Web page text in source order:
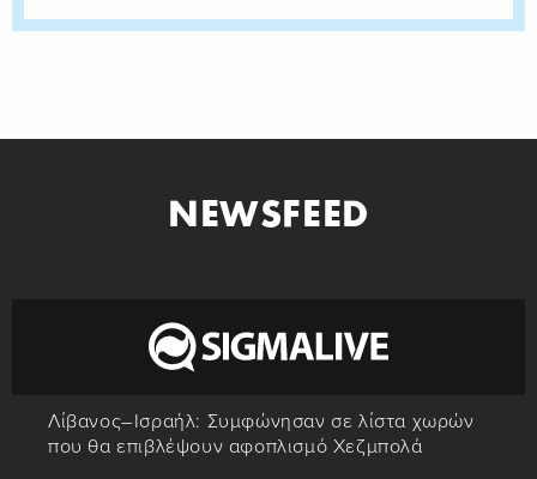
NEWSFEED
Λίβανος–Ισραήλ: Συμφώνησαν σε λίστα χωρών
που θα επιβλέψουν αφοπλισμό Χεζμπολά